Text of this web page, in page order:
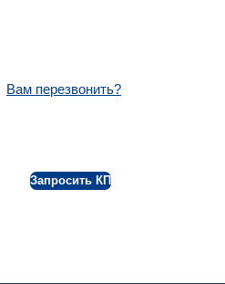
Вам перезвонить?
Запросить КП